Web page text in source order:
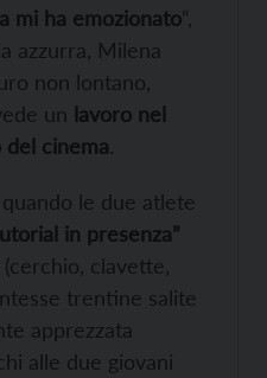
mi ha emozionato“,
azzurra, Milena
non lontano,
un lavoro nel
cinema.
le due atlete
in presenza”
(cerchio, clavette,
trentine salite
apprezzata
alle due giovani